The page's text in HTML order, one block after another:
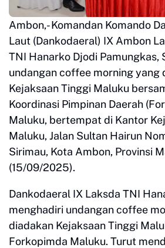
Ambon,- Komandan Komando
Laut (Dankodaeral) IX Ambon
TNI Hanarko Djodi Pamungkas,
undangan coffee morning yang
Kejaksaan Tinggi Maluku
Koordinasi Pimpinan Daerah
Maluku, bertempat di Kantor
Maluku, Jalan Sultan Hairun
Sirimau, Kota Ambon, Provinsi
(15/09/2025).
Dankodaeral IX Laksda TNI
menghadiri undangan coffee
diadakan Kejaksaan Tinggi
Forkopimda Maluku. Turut